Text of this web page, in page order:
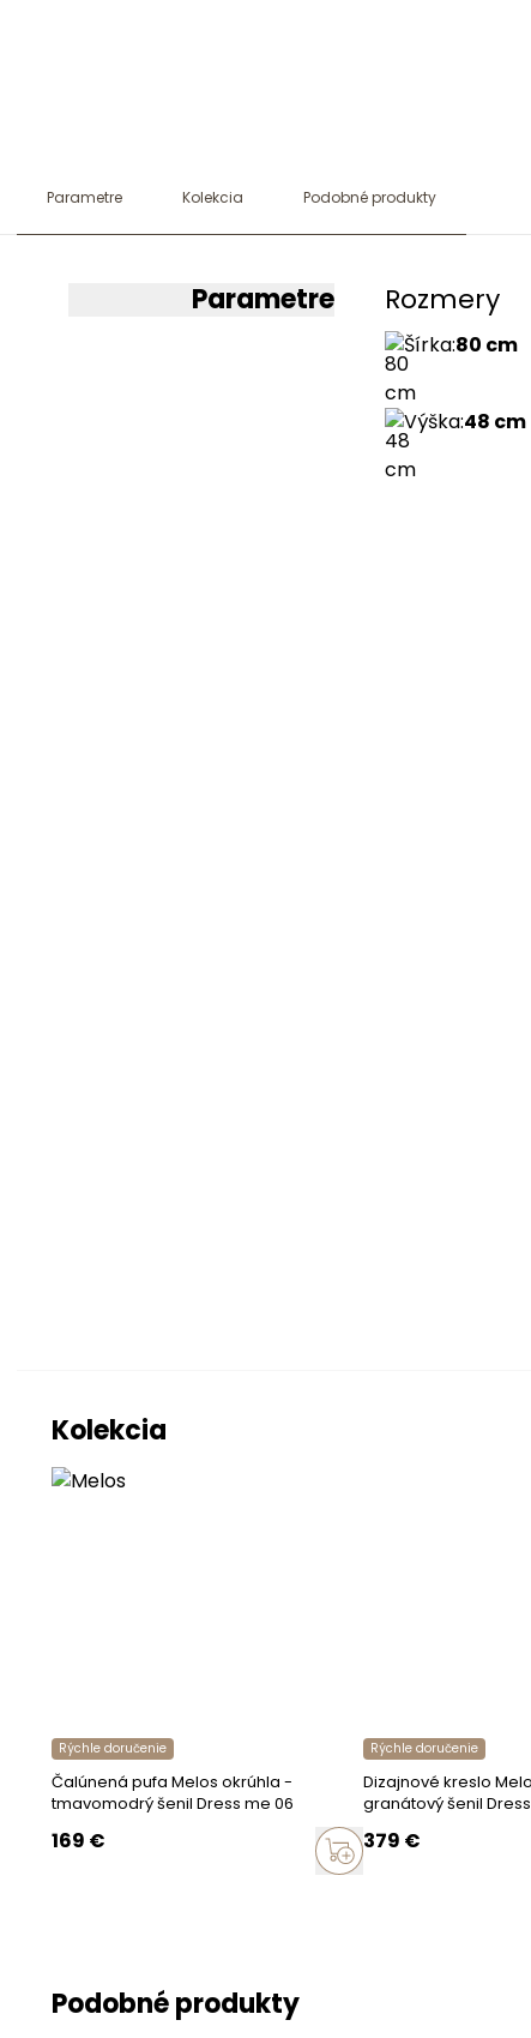
Parametre Kolekcia Podobné produkty
Parametre Rozmery
Šírka:80 cm
Výška:48 cm
Konštrukcia
Konštrukcia
Sedadlo
Kolekcia
Rýchle doručenie
Čalúnená pufa Melos okrúhla -
tmavomodrý šenil Dress me 06
169 €
Rýchle doručenie
Dizajnové kreslo
granátový šenil
379 €
Podobné produkty